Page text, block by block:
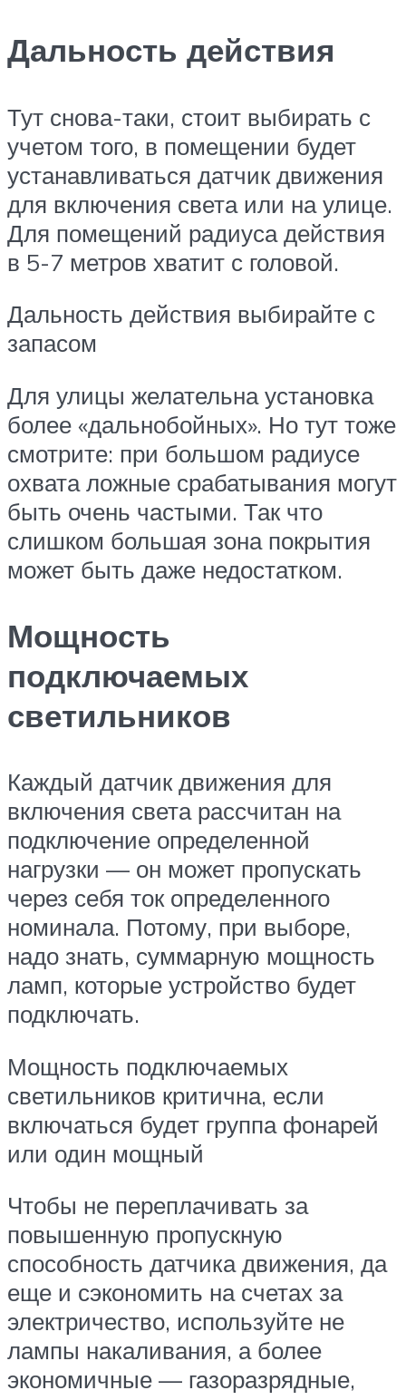
Дальность действия
Тут снова-таки, стоит выбирать с
учетом того, в помещении будет
устанавливаться датчик движения
для включения света или на улице.
Для помещений радиуса действия
в 5-7 метров хватит с головой.
Дальность действия выбирайте с
запасом
Для улицы желательна установка
более «дальнобойных». Но тут тоже
смотрите: при большом радиусе
охвата ложные срабатывания могут
быть очень частыми. Так что
слишком большая зона покрытия
может быть даже недостатком.
Мощность
подключаемых
светильников
Каждый датчик движения для
включения света рассчитан на
подключение определенной
нагрузки — он может пропускать
через себя ток определенного
номинала. Потому, при выборе,
надо знать, суммарную мощность
ламп, которые устройство будет
подключать.
Мощность подключаемых
светильников критична, если
включаться будет группа фонарей
или один мощный
Чтобы не переплачивать за
повышенную пропускную
способность датчика движения, да
еще и сэкономить на счетах за
электричество, используйте не
лампы накаливания, а более
экономичные — газоразрядные,